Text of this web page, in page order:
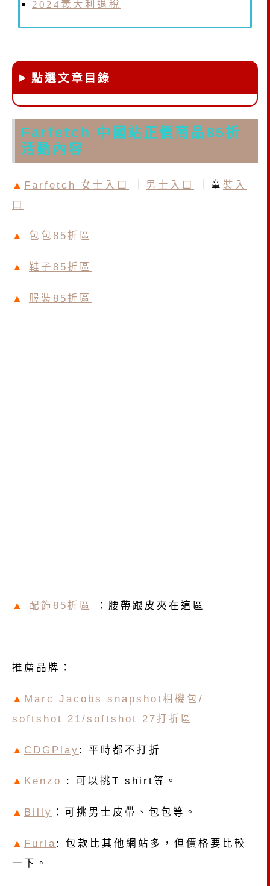
2024義大利退稅
點選文章目錄
Farfetch 中國站正價商品85折
活動內容
▲ Farfetch 女士入口 男士入口 ｜童 裝入
口
▲ 包包85折區
▲ 鞋子85折區
▲ 服裝85折區
▲ 配飾85折區 ：腰帶跟皮夾在這區
推薦品牌：
▲ Marc Jacobs snapshot相機包/
softshot 21/softshot 27打折區
▲ CDGPlay : 平時都不打折
▲ Kenzo : 可以挑T shirt等。
▲ Billy ：可挑男士皮帶、包包等。
▲ Furla : 包款比其他網站多，但價格要比較
一下。